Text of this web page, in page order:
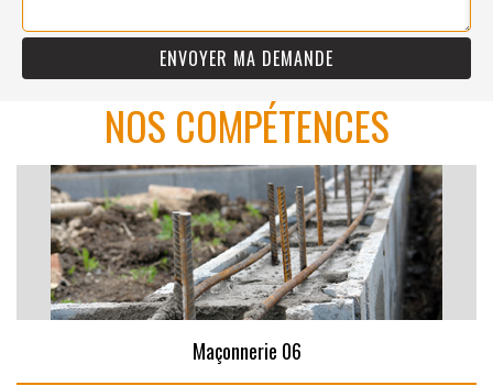
NOS COMPÉTENCES
Maçonnerie 06